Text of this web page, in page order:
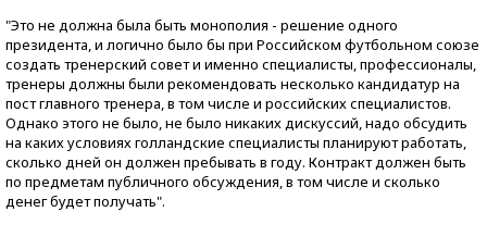
"Это не должна была быть монополия - решение одного
президента, и логично было бы при Российском футбольном союзе
создать тренерский совет и именно специалисты, профессионалы,
тренеры должны были рекомендовать несколько кандидатур на
пост главного тренера, в том числе и российских специалистов.
Однако этого не было, не было никаких дискуссий, надо обсудить
на каких условиях голландские специалисты планируют работать,
сколько дней он должен пребывать в году. Контракт должен быть
по предметам публичного обсуждения, в том числе и сколько
денег будет получать".